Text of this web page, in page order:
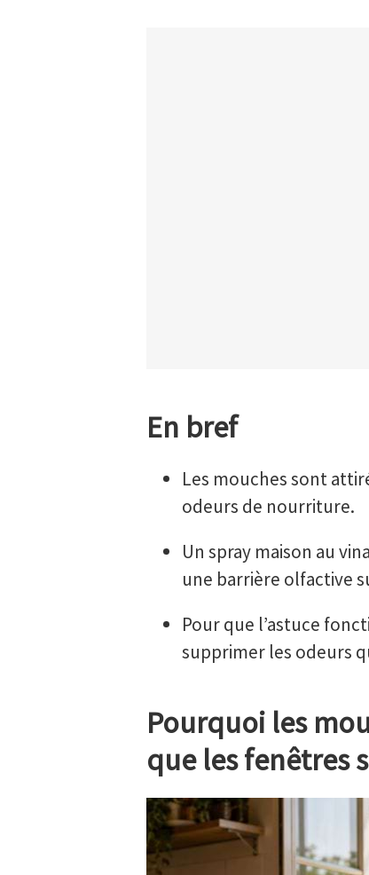
En bref
Les mouches sont
odeurs de nourriture.
Un spray maison au
une barrière olfactive
Pour que l’astuce
supprimer les odeurs
Pourquoi les
que les fenêtres